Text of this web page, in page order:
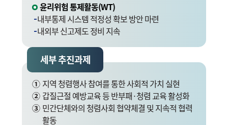
윤리위험 통제활동(WT)
내부통제 시스템 적정성 확보 방안 마련
내외부 신고제도 정비 지속
세부 추진과제
① 지역 청렴행사 참여를 통한 사회적 가치 실현
② 갑질근절 예방교육 등 반부패·청렴 교육 활성화
③ 민간단체와의 청렴사회 협약체결 및 지속적 협력
활동